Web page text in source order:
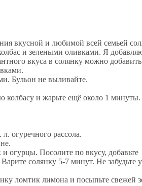
вкусной и любимой всей семьей
и зелеными оливками. Я
вкуса в солянку можно
Бульон не выливайте.
колбасу и жарьте ещё около 1 минуты.
огуречного рассола.
огурцы. Посолите по вкусу, добавьте
солянку 5-7 минут. Не забудьте
ломтик лимона и посыпьте свежей